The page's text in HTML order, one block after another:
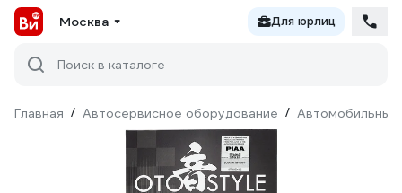
Москва Для юрлиц
Поиск в каталоге
Главная / Автосервисное оборудование / Автомобильные